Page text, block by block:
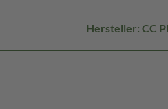
Hersteller: CC